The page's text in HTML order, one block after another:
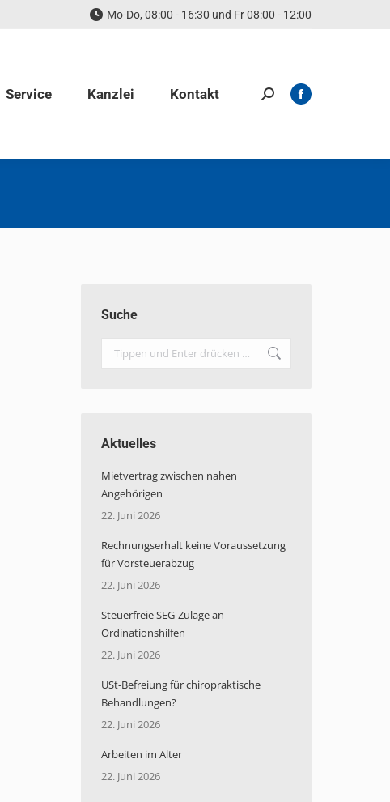
Mo-Do, 08:00 - 16:30 und Fr 08:00 - 12:00
Service Kanzlei Kontakt Search:Facebook
Suche
Aktuelles
Mietvertrag zwischen nahen
Angehörigen
22. Juni 2026
Rechnungserhalt keine Voraussetzung
für Vorsteuerabzug
22. Juni 2026
Steuerfreie SEG-Zulage an
Ordinationshilfen
22. Juni 2026
USt-Befreiung für chiropraktische
Behandlungen?
22. Juni 2026
Arbeiten im Alter
22. Juni 2026